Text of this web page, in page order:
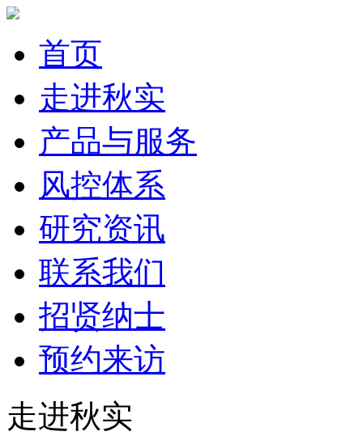
首页
走进秋实
产品与服务
风控体系
研究资讯
联系我们
招贤纳士
预约来访
走进秋实